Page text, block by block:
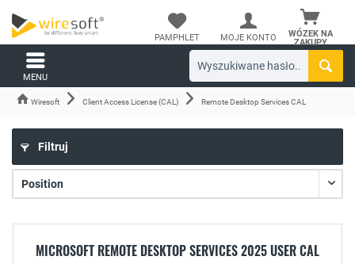
WÓZEK NA
ZAKUPY
PAMPHLET MOJE KONTO
MENU
Wiresoft Client Access License (CAL) Remote Desktop Services CAL
Filtruj
MICROSOFT REMOTE DESKTOP SERVICES 2025 USER CAL